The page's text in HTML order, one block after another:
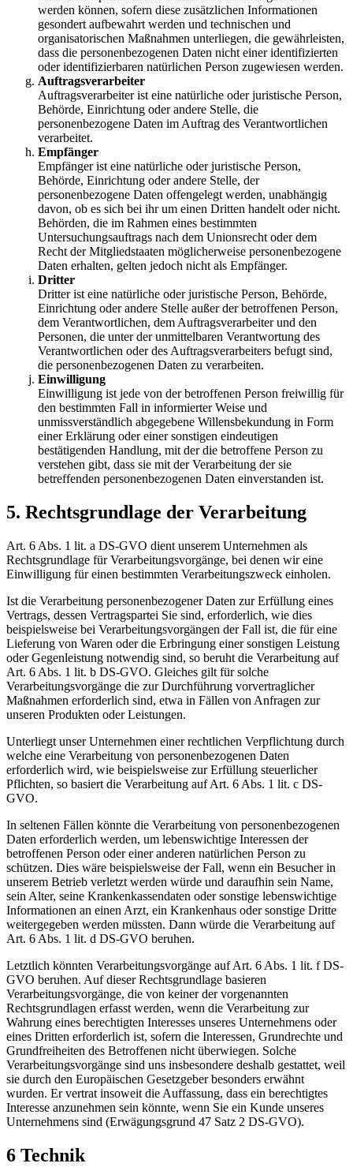
werden können, sofern diese zusätzlichen Informationen
gesondert aufbewahrt werden und technischen und
organisatorischen Maßnahmen unterliegen, die gewährleisten,
dass die personenbezogenen Daten nicht einer identifizierten
oder identifizierbaren natürlichen Person zugewiesen werden.
Auftragsverarbeiter
Auftragsverarbeiter ist eine natürliche oder juristische Person,
Behörde, Einrichtung oder andere Stelle, die
personenbezogene Daten im Auftrag des Verantwortlichen
verarbeitet.
Empfänger
Empfänger ist eine natürliche oder juristische Person,
Behörde, Einrichtung oder andere Stelle, der
personenbezogene Daten offengelegt werden, unabhängig
davon, ob es sich bei ihr um einen Dritten handelt oder nicht.
Behörden, die im Rahmen eines bestimmten
Untersuchungsauftrags nach dem Unionsrecht oder dem
Recht der Mitgliedstaaten möglicherweise personenbezogene
Daten erhalten, gelten jedoch nicht als Empfänger.
Dritter
Dritter ist eine natürliche oder juristische Person, Behörde,
Einrichtung oder andere Stelle außer der betroffenen Person,
dem Verantwortlichen, dem Auftragsverarbeiter und den
Personen, die unter der unmittelbaren Verantwortung des
Verantwortlichen oder des Auftragsverarbeiters befugt sind,
die personenbezogenen Daten zu verarbeiten.
Einwilligung
Einwilligung ist jede von der betroffenen Person freiwillig für
den bestimmten Fall in informierter Weise und
unmissverständlich abgegebene Willensbekundung in Form
einer Erklärung oder einer sonstigen eindeutigen
bestätigenden Handlung, mit der die betroffene Person zu
verstehen gibt, dass sie mit der Verarbeitung der sie
betreffenden personenbezogenen Daten einverstanden ist.
5. Rechtsgrundlage der Verarbeitung
Art. 6 Abs. 1 lit. a DS-GVO dient unserem Unternehmen als
Rechtsgrundlage für Verarbeitungsvorgänge, bei denen wir eine
Einwilligung für einen bestimmten Verarbeitungszweck einholen.
Ist die Verarbeitung personenbezogener Daten zur Erfüllung eines
Vertrags, dessen Vertragspartei Sie sind, erforderlich, wie dies
beispielsweise bei Verarbeitungsvorgängen der Fall ist, die für eine
Lieferung von Waren oder die Erbringung einer sonstigen Leistung
oder Gegenleistung notwendig sind, so beruht die Verarbeitung auf
Art. 6 Abs. 1 lit. b DS-GVO. Gleiches gilt für solche
Verarbeitungsvorgänge die zur Durchführung vorvertraglicher
Maßnahmen erforderlich sind, etwa in Fällen von Anfragen zur
unseren Produkten oder Leistungen.
Unterliegt unser Unternehmen einer rechtlichen Verpflichtung durch
welche eine Verarbeitung von personenbezogenen Daten
erforderlich wird, wie beispielsweise zur Erfüllung steuerlicher
Pflichten, so basiert die Verarbeitung auf Art. 6 Abs. 1 lit. c DS-
GVO.
In seltenen Fällen könnte die Verarbeitung von personenbezogenen
Daten erforderlich werden, um lebenswichtige Interessen der
betroffenen Person oder einer anderen natürlichen Person zu
schützen. Dies wäre beispielsweise der Fall, wenn ein Besucher in
unserem Betrieb verletzt werden würde und daraufhin sein Name,
sein Alter, seine Krankenkassendaten oder sonstige lebenswichtige
Informationen an einen Arzt, ein Krankenhaus oder sonstige Dritte
weitergegeben werden müssten. Dann würde die Verarbeitung auf
Art. 6 Abs. 1 lit. d DS-GVO beruhen.
Letztlich könnten Verarbeitungsvorgänge auf Art. 6 Abs. 1 lit. f DS-
GVO beruhen. Auf dieser Rechtsgrundlage basieren
Verarbeitungsvorgänge, die von keiner der vorgenannten
Rechtsgrundlagen erfasst werden, wenn die Verarbeitung zur
Wahrung eines berechtigten Interesses unseres Unternehmens oder
eines Dritten erforderlich ist, sofern die Interessen, Grundrechte und
Grundfreiheiten des Betroffenen nicht überwiegen. Solche
Verarbeitungsvorgänge sind uns insbesondere deshalb gestattet, weil
sie durch den Europäischen Gesetzgeber besonders erwähnt
wurden. Er vertrat insoweit die Auffassung, dass ein berechtigtes
Interesse anzunehmen sein könnte, wenn Sie ein Kunde unseres
Unternehmens sind (Erwägungsgrund 47 Satz 2 DS-GVO).
6 Technik